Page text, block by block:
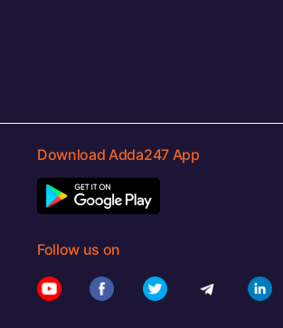
Download Adda247 App
Follow us on